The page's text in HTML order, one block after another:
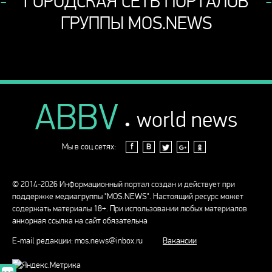
ГРУППЫ MOS.NEWS
ABBV . world news
Мы в соц.сетях: f В
© 2014-2026 Информационный портал создан и действует при
поддержке медиагруппы "MOS.NEWS". Настоящий ресурс может
содержать материалы 18+. При использовании любых материалов
анкорная ссылка на сайт обязательна
E-mail редакции:mos.news@inbox.ru Вакансии